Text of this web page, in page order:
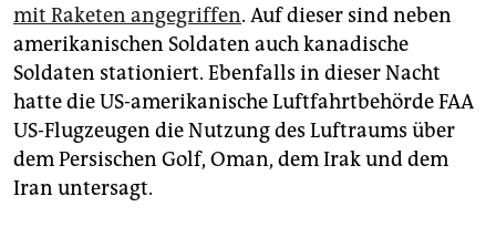
mit Raketen angegriffen. Auf dieser sind neben
amerikanischen Soldaten auch kanadische
Soldaten stationiert. Ebenfalls in dieser Nacht
hatte die US-amerikanische Luftfahrtbehörde FAA
US-Flugzeugen die Nutzung des Luftraums über
dem Persischen Golf, Oman, dem Irak und dem
Iran untersagt.